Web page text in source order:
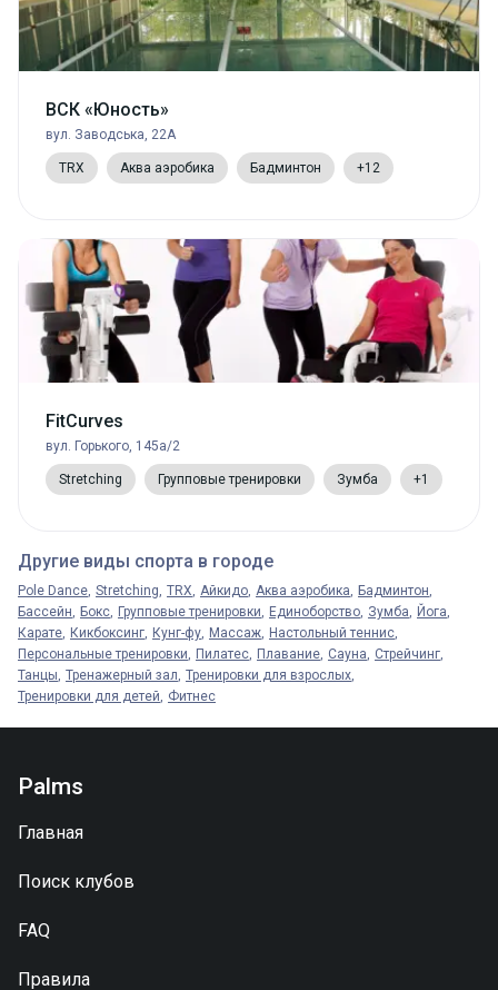
ВСК «Юность»
вул. Заводська, 22А
TRX Аква аэробика Бадминтон +12
FitCurves
вул. Горького, 145а/2
Stretching Групповые тренировки Зумба +1
Другие виды спорта в городе
Pole Dance Stretching TRX Айкидо Аква аэробика Бадминтон
Бассейн Бокс Групповые тренировки Единоборство Зумба
Йога
Карате Кикбоксинг Кунг-фу Массаж Настольный теннис
Персональные тренировки
Пилатес Плавание Сауна
Стрейчинг
Танцы Тренажерный зал Тренировки для взрослых
Тренировки для детей
Фитнес
Palms
Главная
Поиск клубов
FAQ
Правила